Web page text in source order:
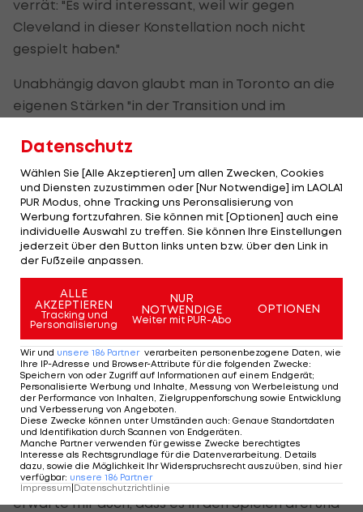
verrät: "Es wird interessant, weil wir gegen
Cleveland in dieser Konstellation noch nicht
gespielt haben."
Unabhängig davon glaubt man in Toronto an die
eigenen Stärken "in der Transition und im
über trainiert, "um das jetzt in den richtigen
Momenten parat zu haben". Außerdem rechnet
sich der Center gute Chancen in den Match-ups
aus.
Mut macht ihm vor allem, dass sich die
Mannschaft in der Regular Season sehr oft in
bereits verloren geglaubte Spiele
zurückgekämpft hat: "Wir haben sehr oft mentale
Stärke bewiesen - das ist etwas, was uns in den
Playoffs sicher helfen kann."
In die kehrt Pöltl selbst nach sieben Jahren
wieder zurück, für Toronto ist es die erste
Teilnahme seit 2022. Für die Spiele in der
Scotiabank Arena glaubt er an die gute Stimmung
der "sportfanatischen" Fans in Toronto: "Ich
erwarte mir auch, dass es in den Spielen drei und
Datenschutz
Wählen Sie [Alle Akzeptieren] um allen Zwecken, Cookies
und Diensten zuzustimmen oder [Nur Notwendige] im LAOLA1
PUR Modus, ohne Tracking uns Peronsalisierung von
Werbung fortzufahren. Sie können mit [Optionen] auch eine
individuelle Auswahl zu treffen. Sie können Ihre Einstellungen
jederzeit über den Button links unten bzw. über den Link in
der Fußzeile anpassen.
ALLE
AKZEPTIEREN
Tracking und
Personalisierung
NUR
NOTWENDIGE
Weiter mit PUR-Abo
OPTIONEN
Wir und unsere 186 Partner verarbeiten personenbezogene Daten, wie
Ihre IP-Adresse und Browser-Attribute für die folgenden Zwecke:
Speichern von oder Zugriff auf Informationen auf einem Endgerät;
Personalisierte Werbung und Inhalte, Messung von Werbeleistung und
der Performance von Inhalten, Zielgruppenforschung sowie Entwicklung
und Verbesserung von Angeboten
Diese Zwecke können unter Umständen auch: Genaue Standortdaten
und Identifikation durch Scannen von Endgeräten
Manche Partner verwenden für gewisse Zwecke berechtigtes
Interesse als Rechtsgrundlage für die Datenverarbeitung. Details
dazu, sowie die Möglichkeit Ihr Widerspruchsrecht auszuüben, sind hier
verfügbar: unsere 186 Partner
Impressum|Datenschutzrichtlinie